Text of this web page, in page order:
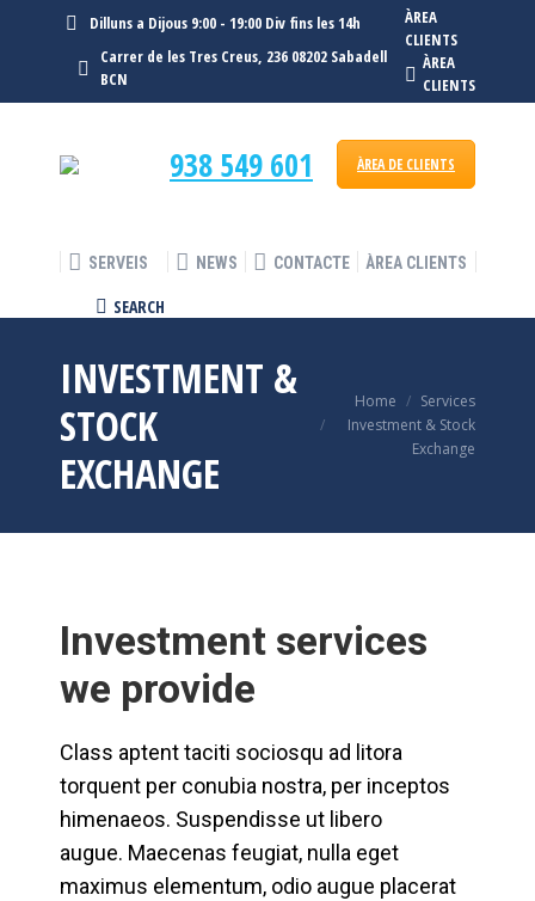
Dilluns a Dijous 9:00 - 19:00 Div fins les 14h
Carrer de les Tres Creus, 236 08202 Sabadell
BCN
ÀREA
CLIENTS
ÀREA
CLIENTS
938 549 601 ÀREA DE CLIENTS
SERVEIS NEWS CONTACTE ÀREA CLIENTS
Search:
SEARCH
INVESTMENT &
STOCK
EXCHANGE
You are here:
Home
Services
Investment & Stock
Exchange
Investment services
we provide
Class aptent taciti sociosqu ad litora
torquent per conubia nostra, per inceptos
himenaeos. Suspendisse ut libero
augue. Maecenas feugiat, nulla eget
maximus elementum, odio augue placerat